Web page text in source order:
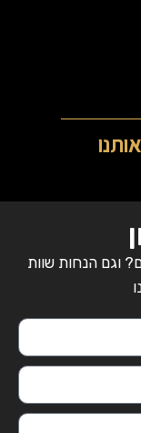
וגם הנחות שוות